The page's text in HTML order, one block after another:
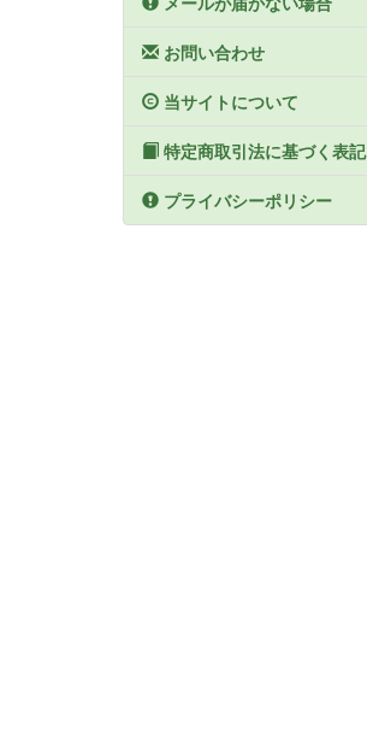
お問い合わせ
当サイトについて
特定商取引法に基づく表記
プライバシーポリシー